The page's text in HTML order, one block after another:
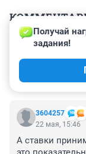
Гость
Я уже
3604257
Получай
задания!
22 мая, 15:46
А ставки